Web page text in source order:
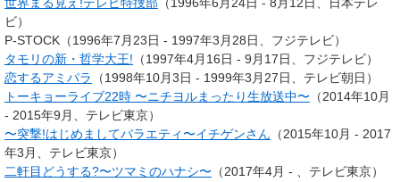
世界まる見え!テレビ特捜部 （1996年6月24日 - 8月12日、日本テレ
ビ）
P-STOCK（1996年7月23日 - 1997年3月28日、フジテレビ）
タモリの新・哲学大王! （1997年4月16日 - 9月17日、フジテレビ）
恋するアミパラ
（1998年10月3日 - 1999年3月27日、テレビ朝日）
トーキョーライブ22時 〜ニチヨルまったり生放送中〜 （2014年10月
- 2015年9月、テレビ東京）
〜突撃!はじめましてバラエティ〜イチゲンさん （2015年10月 - 2017
年3月、テレビ東京）
二軒目どうする?〜ツマミのハナシ〜 （2017年4月 - 、テレビ東京）